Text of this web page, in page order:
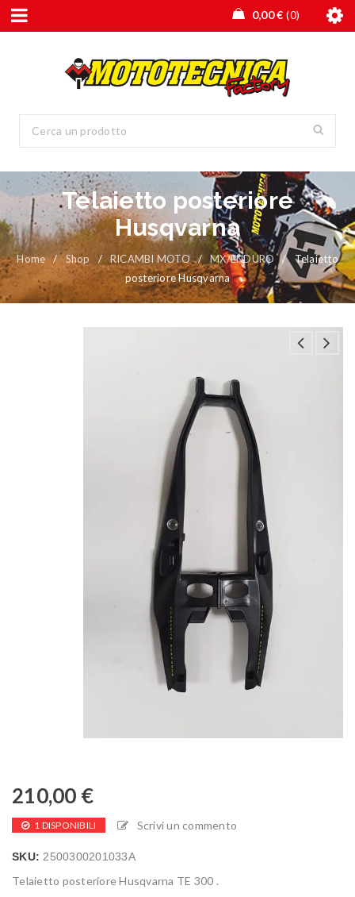
0,00€ 0
Telaietto posteriore
Husqvarna
Home / Shop / RICAMBI MOTO / MX/ENDURO /
Telaietto
posteriore Husqvarna
210,00 €
1 DISPONIBILI Scrivi un commento
SKU:2500300201033A
Telaietto posteriore Husqvarna TE 300 .